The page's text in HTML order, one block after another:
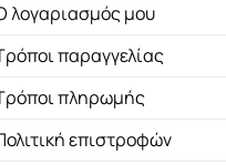
λογαριασμός μου
παραγγελίας
πληρωμής
επιστροφών